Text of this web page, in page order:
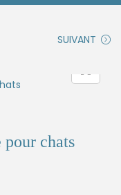
SUIVANT
chats